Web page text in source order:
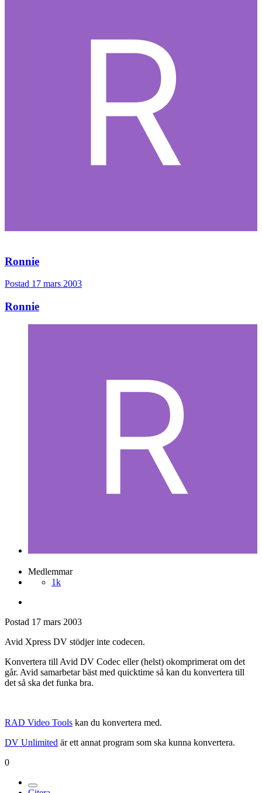
Ronnie
Postad 17 mars 2003
Ronnie
Medlemmar
1k
Postad 17 mars 2003
Avid Xpress DV stödjer inte codecen.
Konvertera till Avid DV Codec eller (helst) okomprimerat om det
går. Avid samarbetar bäst med quicktime så kan du konvertera till
det så ska det funka bra.
RAD Video Tools kan du konvertera med.
DV Unlimited är ett annat program som ska kunna konvertera.
0